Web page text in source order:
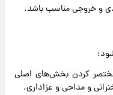
و خروجی مناسب باشد.
کردن بخش‌های اصلی
و مداحی و عزاداری.